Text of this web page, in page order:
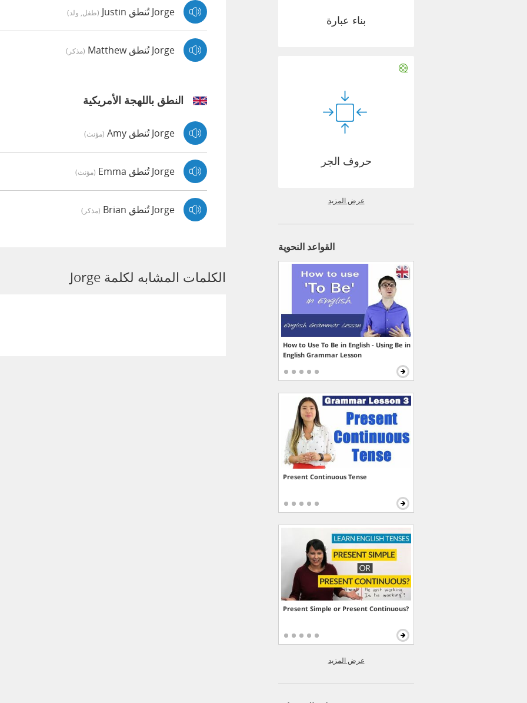
Jorge تُنطق Justin (طفل, ولد)
Jorge تُنطق Matthew (مذكر)
النطق باللهجة الأمريكية
Jorge تُنطق Amy (مؤنث)
Jorge تُنطق Emma (مؤنث)
Jorge تُنطق Brian (مذكر)
الكلمات المشابه لكلمة Jorge
بناء عبارة
حروف الجر
عرض المزيد
القواعد النحوية
How to Use To Be in English - Using Be in
English Grammar Lesson
Present Continuous Tense
Present Simple or Present Continuous?
عرض المزيد